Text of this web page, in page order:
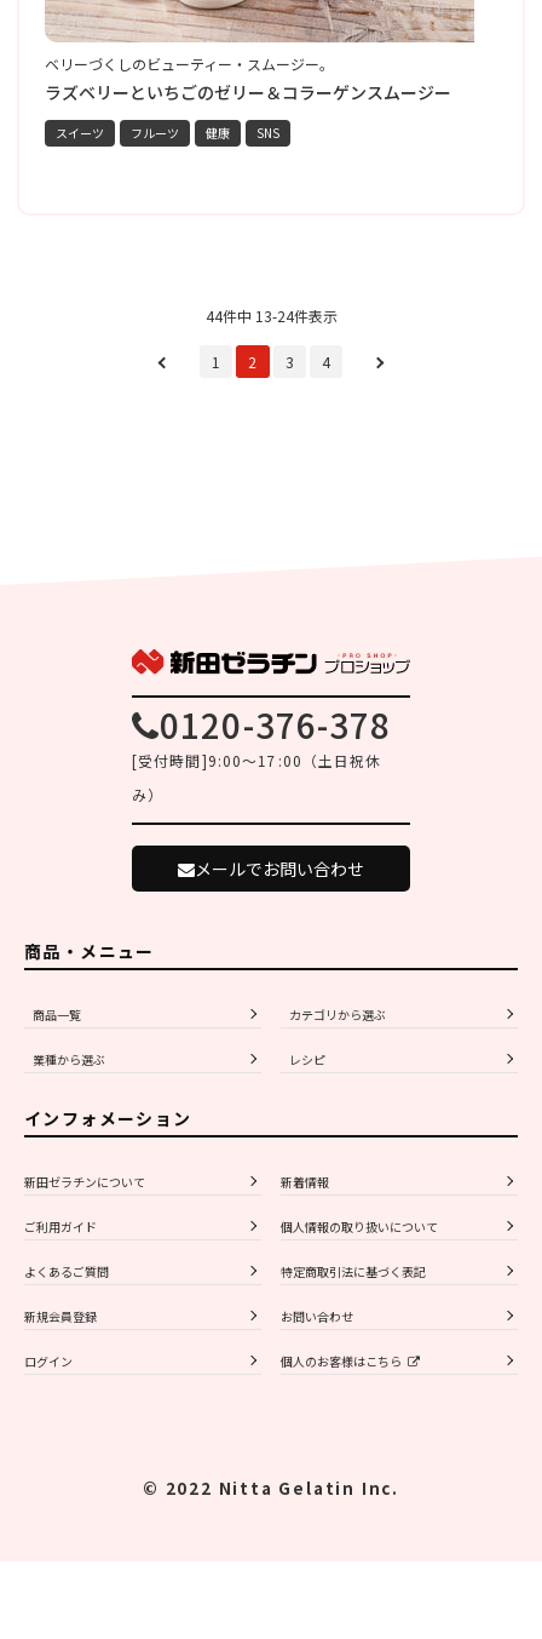
ベリーづくしのビューティー・スムージー。
ラズベリーといちごのゼリー＆コラーゲンスムージー
スイーツ フルーツ 健康 SNS
44件中 13-24件表示
1 2 3 4
0120-376-378
[受付時間]9:00～17:00（土日祝休
み）
メールでお問い合わせ
商品・メニュー
商品一覧 カテゴリから選ぶ
業種から選ぶ レシピ
インフォメーション
新田ゼラチンについて 新着情報
ご利用ガイド 個人情報の取り扱いについて
よくあるご質問 特定商取引法に基づく表記
新規会員登録 お問い合わせ
ログイン 個人のお客様はこちら
© 2022 Nitta Gelatin Inc.